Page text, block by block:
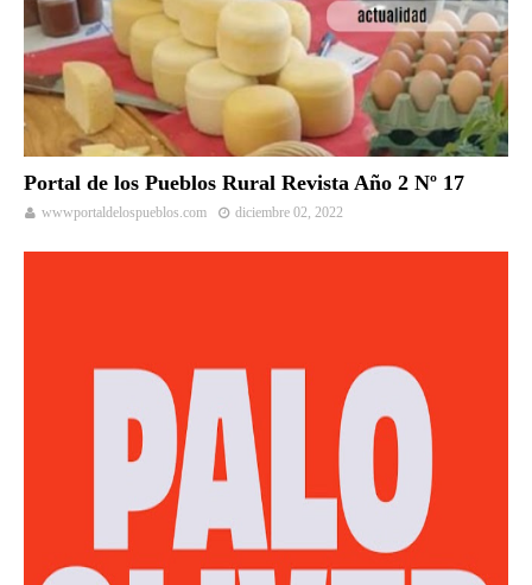
Portal de los Pueblos Rural Revista Año 2 Nº 17
wwwportaldelospueblos.com diciembre 02, 2022